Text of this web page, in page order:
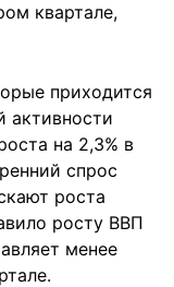
квартале,
приходится
активности
на 2,3% в
спрос
роста
росту ВВП
менее